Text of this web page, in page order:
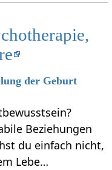
der Geburt
Beziehungen
du einfach nicht,
Lebe…